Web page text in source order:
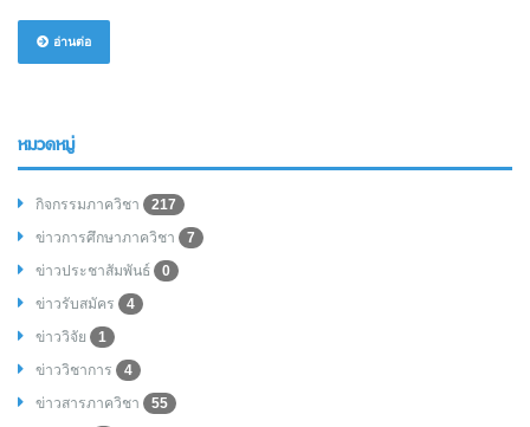
อ่านต่อ
หมวดหมู่
กิจกรรมภาควิชา
217
ข่าวการศึกษาภาควิชา
7
ข่าวประชาสัมพันธ์
0
ข่าวรับสมัคร
4
ข่าววิจัย
1
ข่าววิชาการ
4
ข่าวสารภาควิชา
55